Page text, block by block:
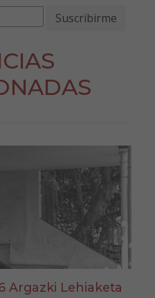
Argazki Lehiaketa